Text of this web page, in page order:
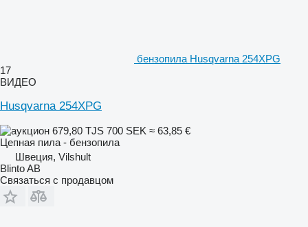
бензопила Husqvarna 254XPG
17
ВИДЕО
Husqvarna 254XPG
679,80 TJS 700 SEK ≈ 63,85 €
Цепная пила - бензопила
Швеция, Vilshult
Blinto AB
Связаться с продавцом